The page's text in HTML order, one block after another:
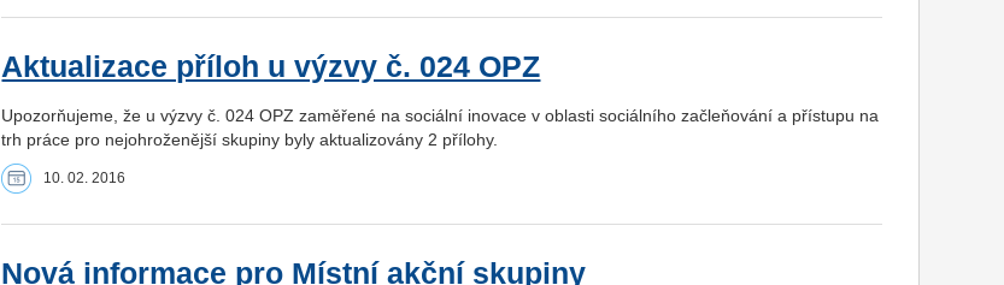
Aktualizace příloh u výzvy č. 024 OPZ
Upozorňujeme, že u výzvy č. 024 OPZ zaměřené na sociální inovace v oblasti sociálního začleňování a přístupu na
trh práce pro nejohroženější skupiny byly aktualizovány 2 přílohy.
10. 02. 2016
Nová informace pro Místní akční skupiny